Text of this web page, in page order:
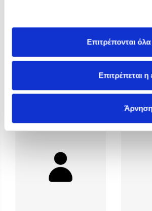
Επιτρέπονται
Επιτρέπεται η
Gabriella Santini